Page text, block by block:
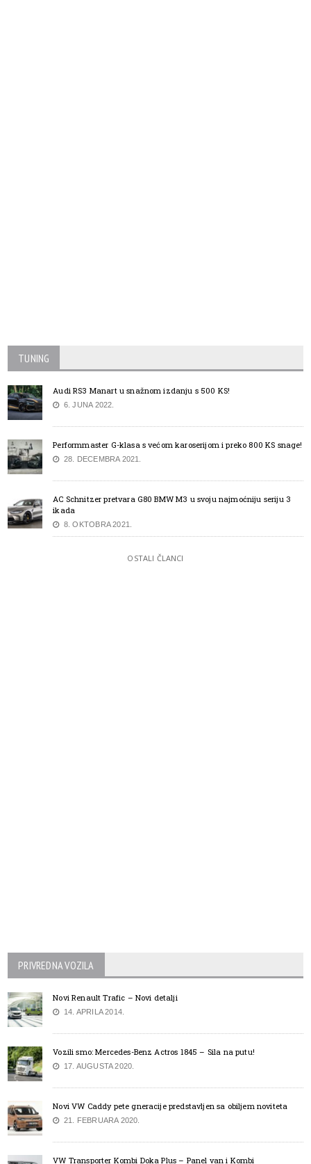
TUNING
Audi RS3 Manart u snažnom izdanju s 500 KS!
6. JUNA 2022.
Performmaster G-klasa s većom karoserijom i preko 800 KS snage!
28. DECEMBRA 2021.
AC Schnitzer pretvara G80 BMW M3 u svoju najmoćniju seriju 3
ikada
8. OKTOBRA 2021.
OSTALI ČLANCI
PRIVREDNA VOZILA
Novi Renault Trafic – Novi detalji
14. APRILA 2014.
Vozili smo: Mercedes-Benz Actros 1845 – Sila na putu!
17. AUGUSTA 2020.
Novi VW Caddy pete gneracije predstavljen sa obiljem noviteta
21. FEBRUARA 2020.
VW Transporter Kombi Doka Plus – Panel van i Kombi